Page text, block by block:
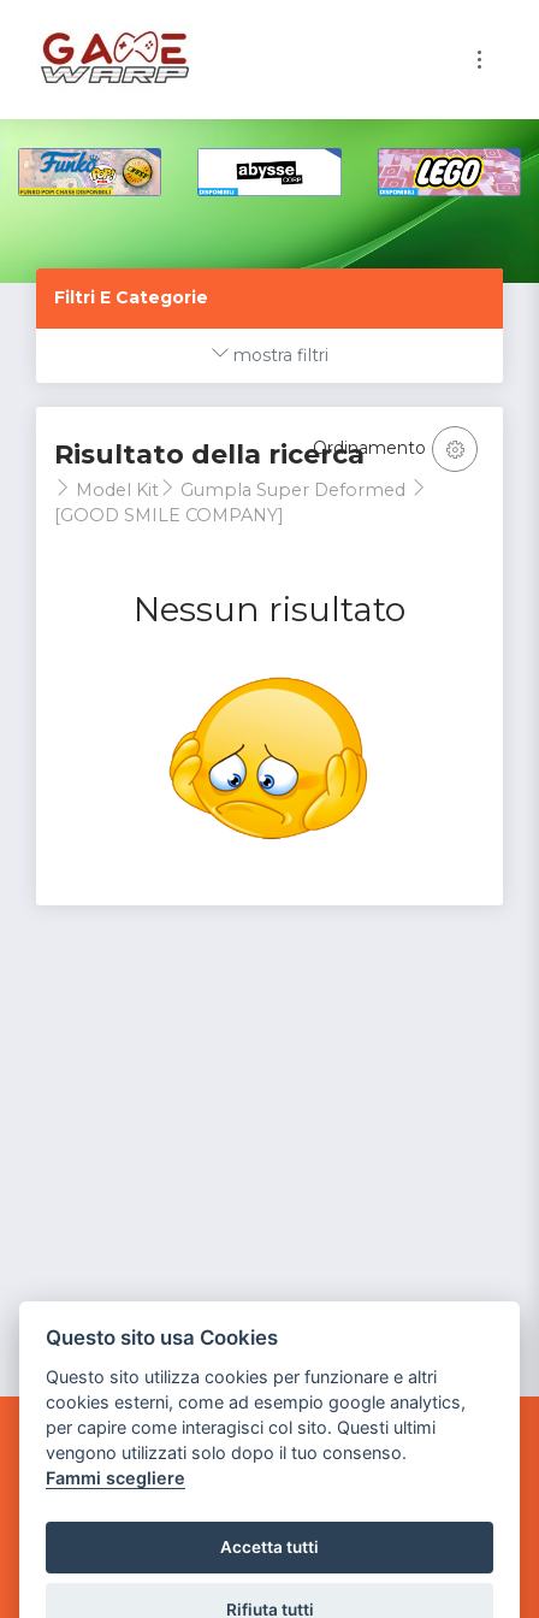
Filtri E Categorie
mostra filtri
Risultato della ricerca
Model Kit
Gumpla Super Deformed
[GOOD SMILE COMPANY]
Nessun risultato
Ordinamento
GAME WARP
BY POWER GAME SRL
Sede Legale
via Villaggio dei Platani, 3
- 25014 Castenedolo, Brescia
Questo sito usa Cookies
Questo sito utilizza cookies per funzionare e altri
cookies esterni, come ad esempio google analytics,
per capire come interagisci col sito. Questi ultimi
vengono utilizzati solo dopo il tuo consenso.
Fammi scegliere
Accetta tutti
Rifiuta tutti